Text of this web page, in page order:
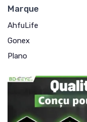
Marque
AhfuLife
Gonex
Plano